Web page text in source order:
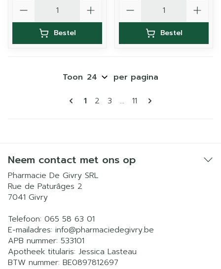
Bestel Bestel
Pagina's
U lees momenteel pagina
1 Pagina
2 Pagina
3 ... Pagina
11
Toon per pagina
Neem contact met ons op
Pharmacie De Givry SRL
Rue de Paturâges 2
7041 Givry
Telefoon: 065 58 63 01
E-mailadres: info@pharmaciedegivry.be
APB nummer: 533101
Apotheek titularis: Jessica Lasteau
BTW nummer: BE0897812697